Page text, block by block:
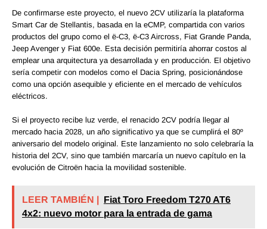
De confirmarse este proyecto, el nuevo 2CV utilizaría la plataforma
Smart Car de Stellantis, basada en la eCMP, compartida con varios
productos del grupo como el ë-C3, ë-C3 Aircross, Fiat Grande Panda,
Jeep Avenger y Fiat 600e. Esta decisión permitiría ahorrar costos al
emplear una arquitectura ya desarrollada y en producción. El objetivo
sería competir con modelos como el Dacia Spring, posicionándose
como una opción asequible y eficiente en el mercado de vehículos
eléctricos.
Si el proyecto recibe luz verde, el renacido 2CV podría llegar al
mercado hacia 2028, un año significativo ya que se cumplirá el 80º
aniversario del modelo original. Este lanzamiento no solo celebraría la
historia del 2CV, sino que también marcaría un nuevo capítulo en la
evolución de Citroën hacia la movilidad sostenible.
LEER TAMBIÉN | Fiat Toro Freedom T270 AT6
4x2: nuevo motor para la entrada de gama